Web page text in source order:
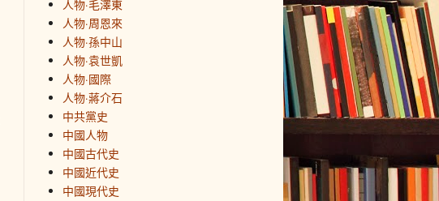
人物·毛澤東
人物·周恩來
人物·孫中山
人物·袁世凱
人物·國際
人物·蔣介石
中共黨史
中國人物
中國古代史
中國近代史
中國現代史